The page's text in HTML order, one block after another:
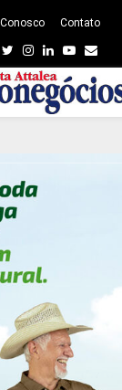
Contato
TwitterInstagram
LinkedinYoutube
Email